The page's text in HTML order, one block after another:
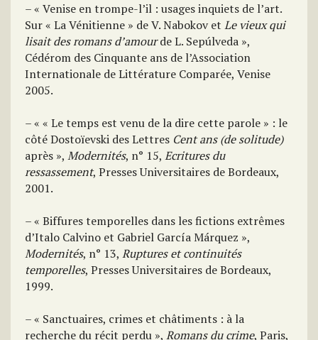
– « Venise en trompe-l’il : usages inquiets de l’art.
Sur « La Vénitienne » de V. Nabokov et Le vieux qui
lisait des romans d’amourde L. Sepúlveda »,
Cédérom des Cinquante ans de l’Association
Internationale de Littérature Comparée, Venise
2005.
– « « Le temps est venu de la dire cette parole » : le
côté Dostoïevski des Lettres Cent ans (de solitude)
après », Modernités, n° 15, Ecritures du
ressassement, Presses Universitaires de Bordeaux,
2001.
– « Biffures temporelles dans les fictions extrêmes
d’Italo Calvino et Gabriel García Márquez »,
Modernités, n° 13, Ruptures et continuités
temporelles, Presses Universitaires de Bordeaux,
1999.
– « Sanctuaires, crimes et châtiments : à la
recherche du récit perdu », Romans du crime, Paris,